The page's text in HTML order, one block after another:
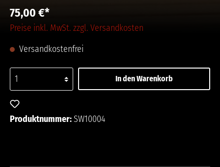
75,00 €*
Preise inkl. MwSt. zzgl. Versandkosten
Versandkostenfrei
In den Warenkorb
Produktnummer:SW10004